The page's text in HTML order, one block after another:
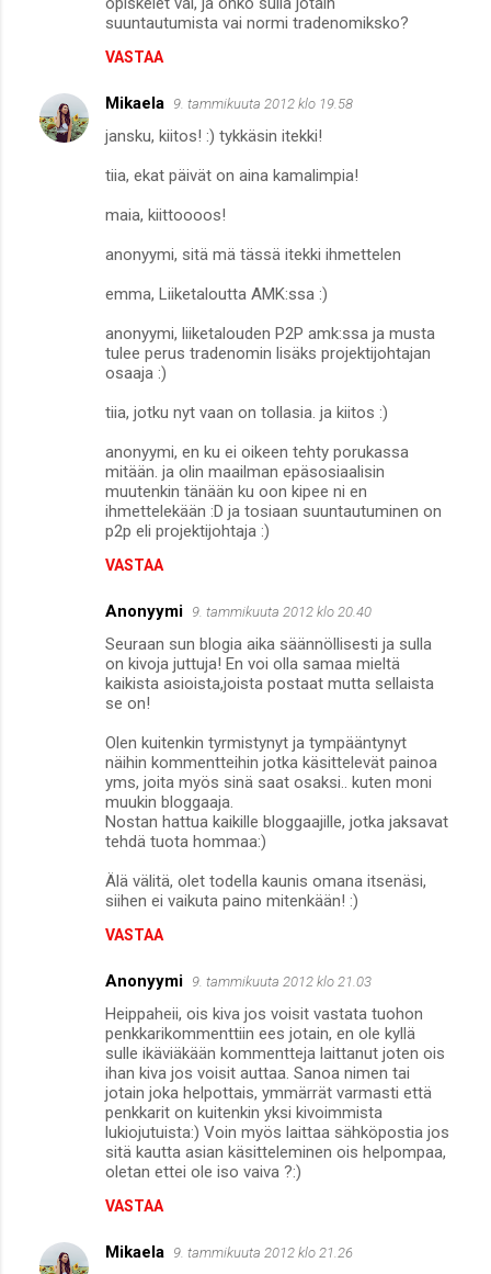
suuntautumista vai normi tradenomiksko?
VASTAA
Mikaela 9. tammikuuta 2012 klo 19.58
jansku, kiitos! :) tykkäsin itekki!
tiia, ekat päivät on aina kamalimpia!
maia, kiittoooos!
anonyymi, sitä mä tässä itekki ihmettelen
emma, Liiketaloutta AMK:ssa :)
anonyymi, liiketalouden P2P amk:ssa ja musta
tulee perus tradenomin lisäks projektijohtajan
osaaja :)
tiia, jotku nyt vaan on tollasia. ja kiitos :)
anonyymi, en ku ei oikeen tehty porukassa
mitään. ja olin maailman epäsosiaalisin
muutenkin tänään ku oon kipee ni en
ihmettelekään :D ja tosiaan suuntautuminen on
p2p eli projektijohtaja :)
VASTAA
Anonyymi 9. tammikuuta 2012 klo 20.40
Seuraan sun blogia aika säännöllisesti ja sulla
on kivoja juttuja! En voi olla samaa mieltä
kaikista asioista,joista postaat mutta sellaista
se on!
Olen kuitenkin tyrmistynyt ja tympääntynyt
näihin kommentteihin jotka käsittelevät painoa
yms, joita myös sinä saat osaksi.. kuten moni
muukin bloggaaja.
Nostan hattua kaikille bloggaajille, jotka jaksavat
tehdä tuota hommaa:)
Älä välitä, olet todella kaunis omana itsenäsi,
siihen ei vaikuta paino mitenkään! :)
VASTAA
Anonyymi 9. tammikuuta 2012 klo 21.03
Heippaheii, ois kiva jos voisit vastata tuohon
penkkarikommenttiin ees jotain, en ole kyllä
sulle ikäviäkään kommentteja laittanut joten ois
ihan kiva jos voisit auttaa. Sanoa nimen tai
jotain joka helpottais, ymmärrät varmasti että
penkkarit on kuitenkin yksi kivoimmista
lukiojutuista:) Voin myös laittaa sähköpostia jos
sitä kautta asian käsitteleminen ois helpompaa,
oletan ettei ole iso vaiva ?:)
VASTAA
Mikaela 9. tammikuuta 2012 klo 21.26